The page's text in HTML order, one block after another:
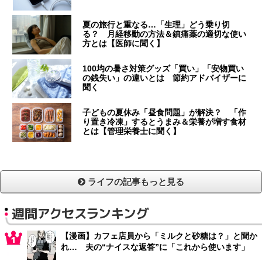
夏の旅行と重なる…「生理」どう乗り切
る？ 月経移動の方法＆鎮痛薬の適切な使い
方とは【医師に聞く】
100均の暑さ対策グッズ「買い」「安物買い
の銭失い」の違いとは 節約アドバイザーに
聞く
子どもの夏休み「昼食問題」が解決？ 「作
り置き冷凍」するとうまみ＆栄養が増す食材
とは【管理栄養士に聞く】
ライフの記事もっと見る
週間アクセスランキング
【漫画】カフェ店員から「ミルクと砂糖は？」と聞か
れ… 夫の“ナイスな返答”に「これから使います」